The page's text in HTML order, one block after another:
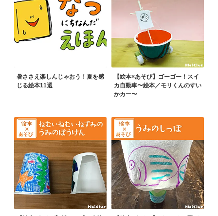
暑ささえ楽しんじゃおう！夏を感
じる絵本11選
【絵本×あそび】ゴーゴー！スイ
カ自動車〜絵本／モリくんのすい
かカー〜